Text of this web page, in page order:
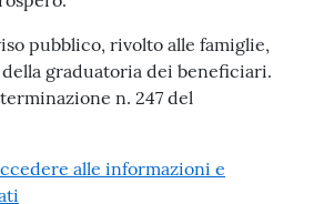
pubblico, rivolto alle famiglie,
graduatoria dei beneficiari.
n. 247 del
alle informazioni e